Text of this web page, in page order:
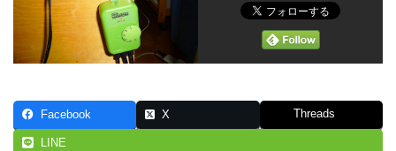
Facebook X Threads
LINE